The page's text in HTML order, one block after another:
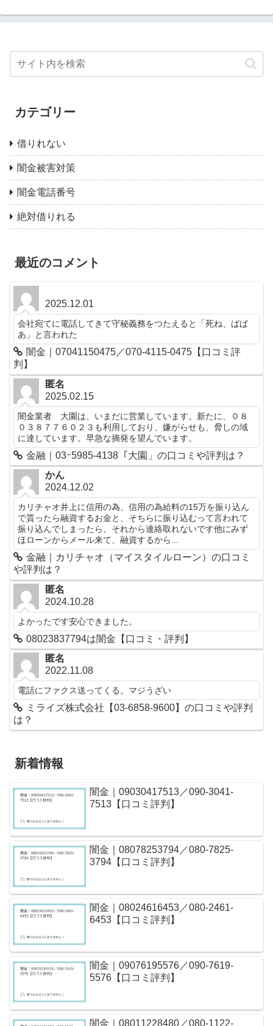
カテゴリー
借りれない
闇金被害対策
闇金電話番号
絶対借りれる
最近のコメント
2025.12.01
会社宛てに電話してきて守秘義務をつたえると「死ね、ばば
あ」と言われた
闇金｜07041150475／070-4115-0475【口コミ評
判】
匿名
2025.02.15
闇金業者 大園は、いまだに営業しています。新たに、０８
０３８７７６０２３も利用しており、嫌がらせも、脅しの域
に達しています。早急な摘発を望んでいます。
金融｜03ｰ5985-4138「大園」の口コミや評判は？
かん
2024.12.02
カリチャオ井上に信用の為、信用の為給料の15万を振り込ん
で貰ったら融資するお金と、そちらに振り込むって言われて
振り込んでしまったら、それから連絡取れないです他にみず
ほローンからメール来て、融資するから...
金融｜カリチャオ（マイスタイルローン）の口コミ
や評判は？
匿名
2024.10.28
よかったです安心できました。
08023837794は闇金【口コミ・評判】
匿名
2022.11.08
電話にファクス送ってくる。マジうざい
ミライズ株式会社【03-6858-9600】の口コミや評判
は？
新着情報
闇金｜09030417513／090-3041-
7513【口コミ評判】
闇金｜08078253794／080-7825-
3794【口コミ評判】
闇金｜08024616453／080-2461-
6453【口コミ評判】
闇金｜09076195576／090-7619-
5576【口コミ評判】
闇金｜08011228480／080-1122-